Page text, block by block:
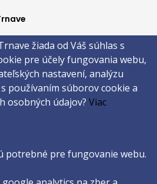
žiada od Váš súhlas s
pre účely fungovania webu,
nastavení, analýzu
používaním súborov cookie a
osobných údajov?Viac
potrebné pre fungovanie webu.